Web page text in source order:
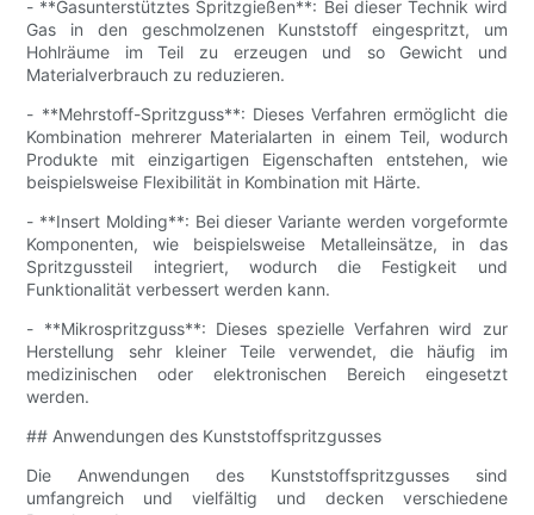
- **Gasunterstütztes Spritzgießen**: Bei dieser Technik wird
Gas in den geschmolzenen Kunststoff eingespritzt, um
Hohlräume im Teil zu erzeugen und so Gewicht und
Materialverbrauch zu reduzieren.
- **Mehrstoff-Spritzguss**: Dieses Verfahren ermöglicht die
Kombination mehrerer Materialarten in einem Teil, wodurch
Produkte mit einzigartigen Eigenschaften entstehen, wie
beispielsweise Flexibilität in Kombination mit Härte.
- **Insert Molding**: Bei dieser Variante werden vorgeformte
Komponenten, wie beispielsweise Metalleinsätze, in das
Spritzgussteil integriert, wodurch die Festigkeit und
Funktionalität verbessert werden kann.
- **Mikrospritzguss**: Dieses spezielle Verfahren wird zur
Herstellung sehr kleiner Teile verwendet, die häufig im
medizinischen oder elektronischen Bereich eingesetzt
werden.
## Anwendungen des Kunststoffspritzgusses
Die Anwendungen des Kunststoffspritzgusses sind
umfangreich und vielfältig und decken verschiedene